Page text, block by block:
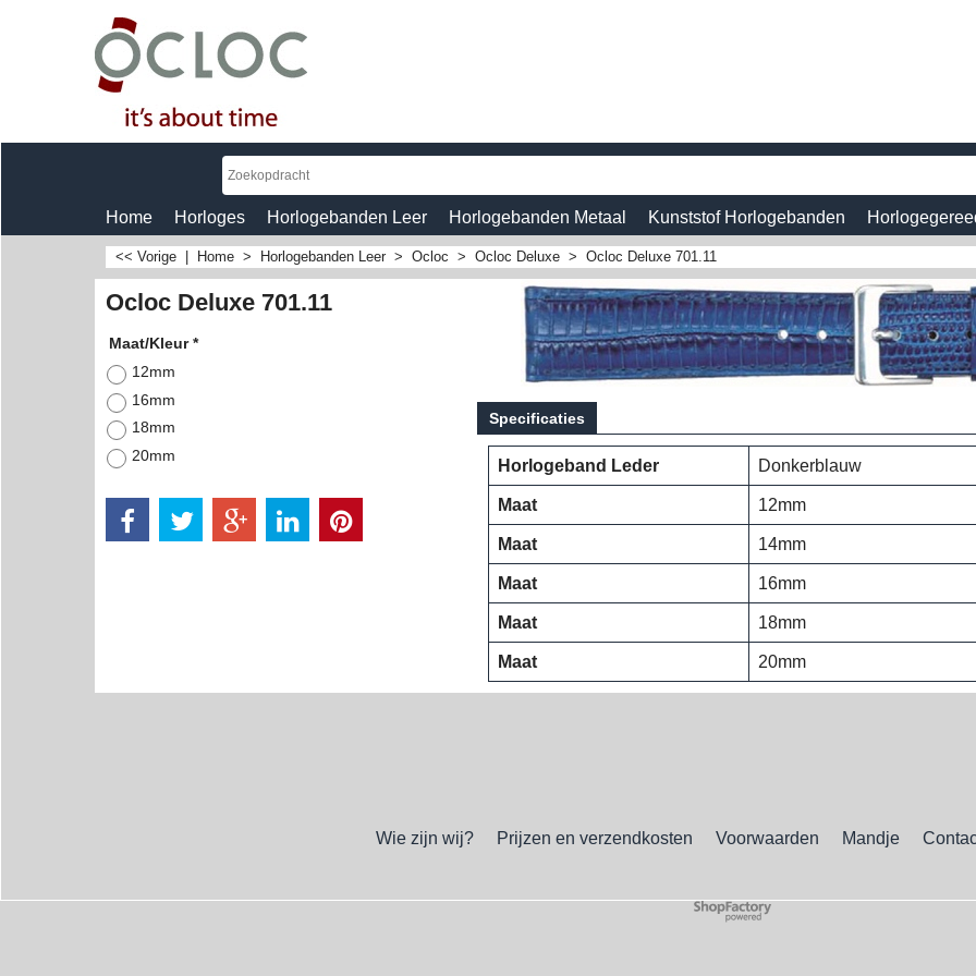
Home Horloges Horlogebanden Leer Horlogebanden Metaal Kunststof Horlogebanden
<< Vorige Home > Horlogebanden Leer > Ocloc > Ocloc Deluxe > Ocloc Deluxe 701.11
Ocloc Deluxe 701.11
Maat/Kleur*
12mm
16mm
18mm
20mm
Specificaties
Horlogeband Leder Donkerblauw
Maat 12mm
Maat 14mm
Maat 16mm
Maat 18mm
Maat 20mm
Wie zijn wij? Prijzen en verzendkosten Voorwaarden Mandje
Webwinkel gemaakt met
ShopFactory webwinkel